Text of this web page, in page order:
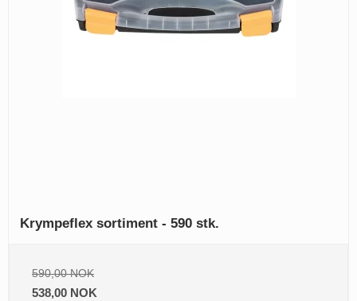
Krympeflex sortiment - 590 stk.
590,00 NOK
538,00 NOK